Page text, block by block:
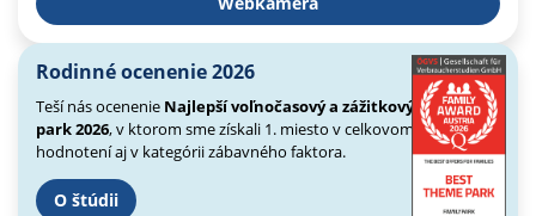
Rodinné ocenenie 2026
Teší nás ocenenie Najlepší voľnočasový a zážitkový
park 2026, v ktorom sme získali 1. miesto v celkovom
hodnotení aj v kategórii zábavného faktora.
O štúdii